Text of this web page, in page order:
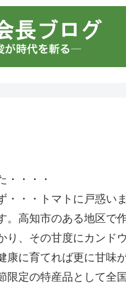
・・・・
・・・トマトに戸惑い
。高知市のある地区で
、その甘度にカンド
康に育てれば更に甘味
限定の特産品として全